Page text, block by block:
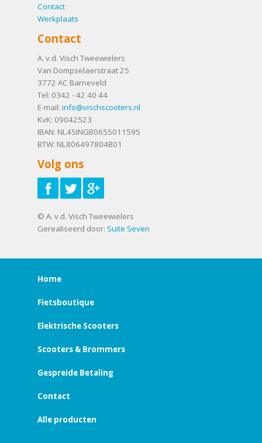
Contact
Werkplaats
Contact
A. v.d. Visch Tweewielers
Van Dompselaerstraat 25
3772 AC Barneveld
Tel: 0342 - 42 40 44
E-mail: info@vischscooters.nl
KvK: 09042523
IBAN: NL45INGB0655011595
BTW: NL806497804B01
Volg ons
© A. v.d. Visch Tweewielers
Gerealiseerd door: Suite Seven
Home
Fietsboutique
Elektrische Scooters
Scooters & Brommers
Gespreide Betaling
Contact
Alle producten